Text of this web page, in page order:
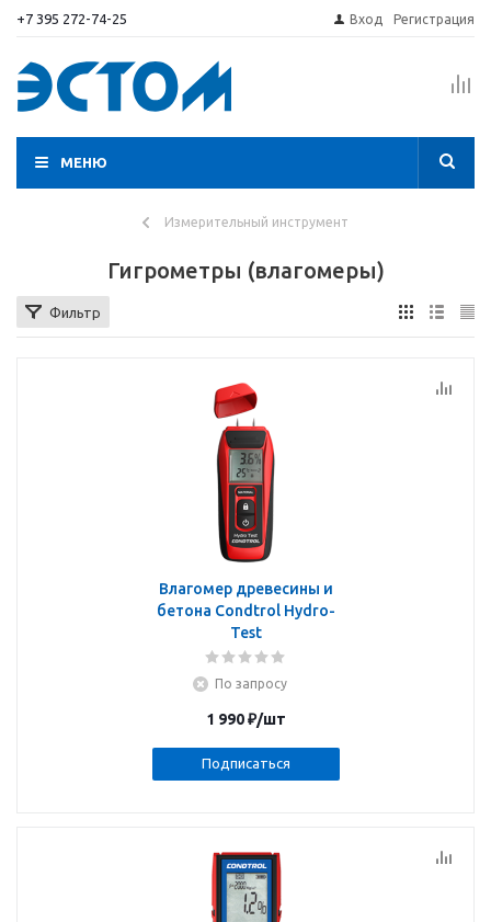
+7 395 272-74-25 Вход Регистрация
МЕНЮ
Измерительный инструмент
Гигрометры (влагомеры)
Фильтр
Влагомер древесины и
бетона Condtrol Hydro-
Test
По запросу
1 990₽/шт
Подписаться